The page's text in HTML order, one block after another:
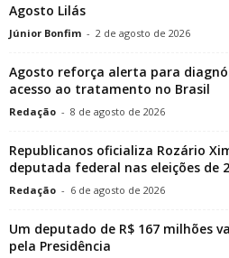
Agosto Lilás
Júnior Bonfim - 2 de agosto de 2026
Agosto reforça alerta para
acesso ao tratamento no Brasil
Redação - 8 de agosto de 2026
Republicanos oficializa Rozário
deputada federal nas eleições de
Redação - 6 de agosto de 2026
Um deputado de R$ 167 milhões
pela Presidência